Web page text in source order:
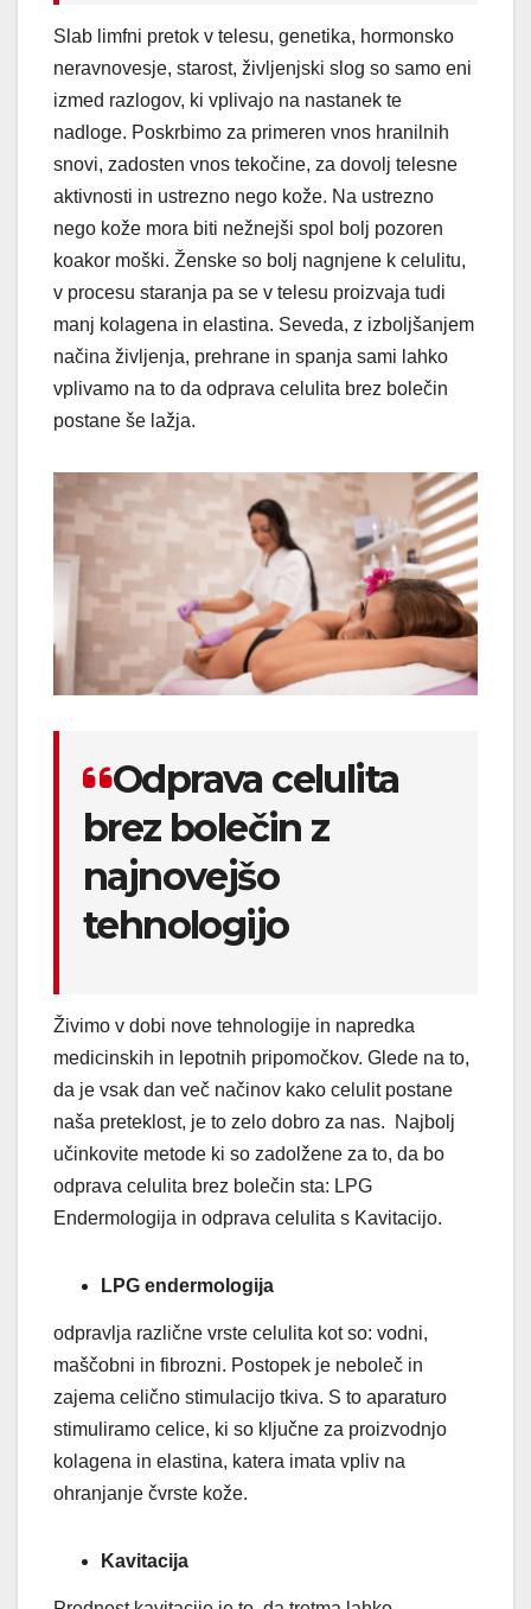
Slab limfni pretok v telesu, genetika, hormonsko
neravnovesje, starost, življenjski slog so samo eni
izmed razlogov, ki vplivajo na nastanek te
nadloge. Poskrbimo za primeren vnos hranilnih
snovi, zadosten vnos tekočine, za dovolj telesne
aktivnosti in ustrezno nego kože. Na ustrezno
nego kože mora biti nežnejši spol bolj pozoren
koakor moški. Ženske so bolj nagnjene k celulitu,
v procesu staranja pa se v telesu proizvaja tudi
manj kolagena in elastina. Seveda, z izboljšanjem
načina življenja, prehrane in spanja sami lahko
vplivamo na to da odprava celulita brez bolečin
postane še lažja.
Odprava celulita
brez bolečin z
najnovejšo
tehnologijo
Živimo v dobi nove tehnologije in napredka
medicinskih in lepotnih pripomočkov. Glede na to,
da je vsak dan več načinov kako celulit postane
naša preteklost, je to zelo dobro za nas. Najbolj
učinkovite metode ki so zadolžene za to, da bo
odprava celulita brez bolečin sta: LPG
Endermologija in odprava celulita s Kavitacijo.
LPG endermologija
odpravlja različne vrste celulita kot so: vodni,
maščobni in fibrozni. Postopek je neboleč in
zajema celično stimulacijo tkiva. S to aparaturo
stimuliramo celice, ki so ključne za proizvodnjo
kolagena in elastina, katera imata vpliv na
ohranjanje čvrste kože.
Kavitacija